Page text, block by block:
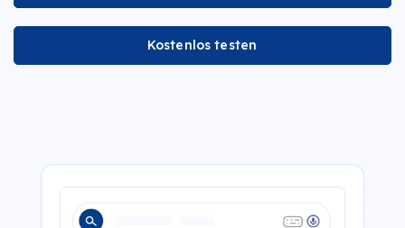
Kostenlos testen